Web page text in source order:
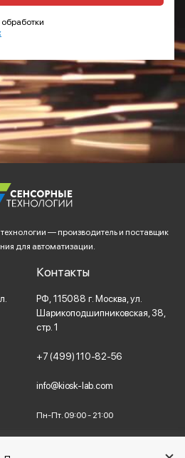
— производитель и поставщик
для автоматизации.
Контакты
РФ, 115088 г. Москва, ул.
Шарикоподшипниковская, 38,
стр. 1
+7 (499) 110-82-56
info@kiosk-lab.com
Пн-Пт. 09:00 - 21:00